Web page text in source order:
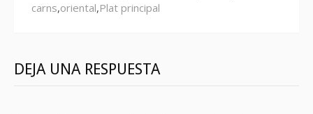
carns,oriental,Plat principal
DEJA UNA RESPUESTA